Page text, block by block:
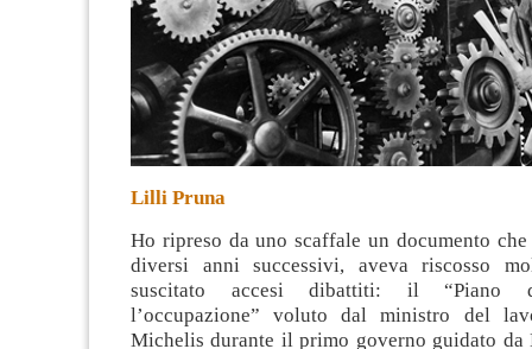
Lilli Pruna
Ho ripreso da uno scaffale un documento
diversi anni successivi, aveva riscosso
suscitato accesi dibattiti: il “Piano
l’occupazione” voluto dal ministro del
Michelis durante il primo governo guidato da